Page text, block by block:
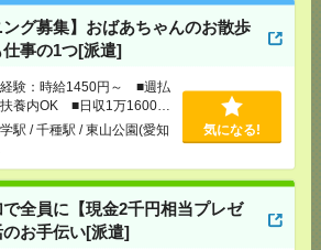
ング募集】おばあちゃんのお散歩
事の1つ[派遣]
験：時給1450円～ ■週払
養内OK ■日収1万1600円
駅 / 千種駅 / 東山公園(愛知
気になる!
全員に【現金2千円相当プレゼ
お手伝い[派遣]
千種駅 / 東山公園(愛知県)駅
気になる！
に【現金2千円相当プレゼント】生
]
時給1450円～ ■週払い
万1600円以上
本陣駅/ 烏森駅/…
気になる！